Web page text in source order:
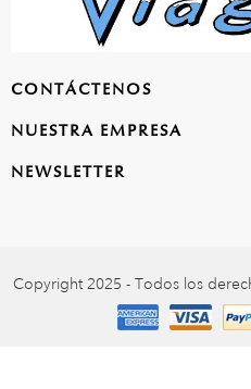
CONTÁCTENOS
NUESTRA EMPRESA
NEWSLETTER
Copyright 2025 - Todos los